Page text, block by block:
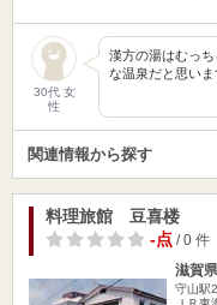
30代 女
性
漢方の湯はむっ
な温泉だと思いま
関連情報から探す
料理旅館 豆喜楼
-点/ 0 件
滋賀
守山駅